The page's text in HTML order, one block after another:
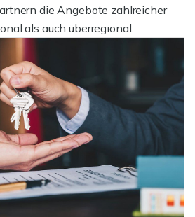
die Angebote zahlreicher
als auch überregional.